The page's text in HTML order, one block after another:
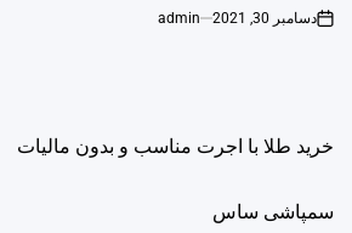
دسامبر 30, 2021 admin
خرید طلا با اجرت مناسب و بدون مالیات
سمپاشی ساس